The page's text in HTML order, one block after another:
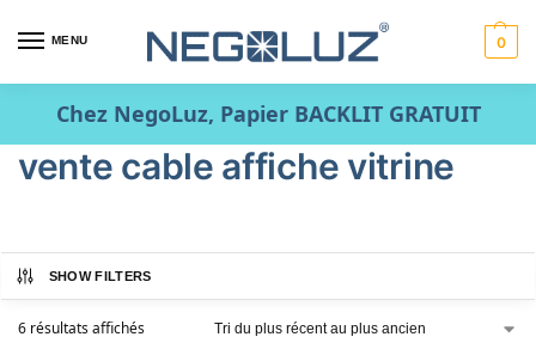
MENU 0
Chez NegoLuz, Papier BACKLIT GRATUIT
vente cable affiche vitrine
SHOW FILTERS
6 résultats affichés